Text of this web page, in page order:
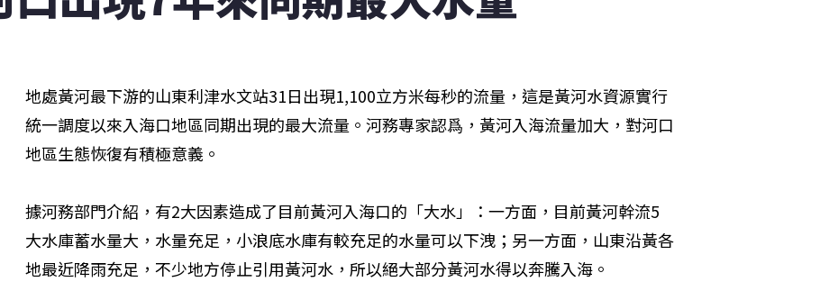
地處黃河最下游的山東利津水文站31日出現1,100立方米每秒的流量，這是黃河水資源實行
統一調度以來入海口地區同期出現的最大流量。河務專家認爲，黃河入海流量加大，對河口
地區生態恢復有積極意義。
據河務部門介紹，有2大因素造成了目前黃河入海口的「大水」：一方面，目前黃河幹流5
大水庫蓄水量大，水量充足，小浪底水庫有較充足的水量可以下洩；另一方面，山東沿黃各
地最近降雨充足，不少地方停止引用黃河水，所以絕大部分黃河水得以奔騰入海。